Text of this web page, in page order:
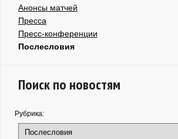
Анонсы матчей
Пресса
Пресс-конференции
Послесловия
Поиск по новостям
Рубрика: